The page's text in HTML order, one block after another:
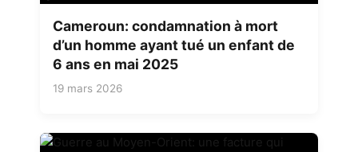
Cameroun: condamnation à mort
d’un homme ayant tué un enfant de
6 ans en mai 2025
19 mars 2026